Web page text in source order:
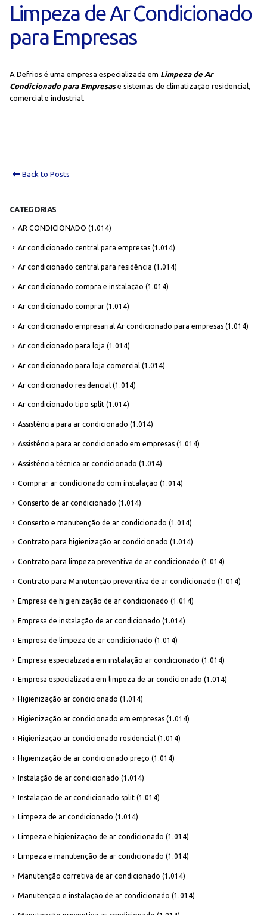
Limpeza de Ar Condicionado
para Empresas
A Defrios é uma empresa especializada em Limpeza de Ar
Condicionado para Empresase sistemas de climatização residencial,
comercial e industrial.
Back to Posts
CATEGORIAS
AR CONDICIONADO (1.014)
Ar condicionado central para empresas (1.014)
Ar condicionado central para residência (1.014)
Ar condicionado compra e instalação (1.014)
Ar condicionado comprar (1.014)
Ar condicionado empresarial Ar condicionado para empresas (1.014)
Ar condicionado para loja (1.014)
Ar condicionado para loja comercial (1.014)
Ar condicionado residencial (1.014)
Ar condicionado tipo split (1.014)
Assistência para ar condicionado (1.014)
Assistência para ar condicionado em empresas (1.014)
Assistência técnica ar condicionado (1.014)
Comprar ar condicionado com instalação (1.014)
Conserto de ar condicionado (1.014)
Conserto e manutenção de ar condicionado (1.014)
Contrato para higienização ar condicionado (1.014)
Contrato para limpeza preventiva de ar condicionado (1.014)
Contrato para Manutenção preventiva de ar condicionado (1.014)
Empresa de higienização de ar condicionado (1.014)
Empresa de instalação de ar condicionado (1.014)
Empresa de limpeza de ar condicionado (1.014)
Empresa especializada em instalação ar condicionado (1.014)
Empresa especializada em limpeza de ar condicionado (1.014)
Higienização ar condicionado (1.014)
Higienização ar condicionado em empresas (1.014)
Higienização ar condicionado residencial (1.014)
Higienização de ar condicionado preço (1.014)
Instalação de ar condicionado (1.014)
Instalação de ar condicionado split (1.014)
Limpeza de ar condicionado (1.014)
Limpeza e higienização de ar condicionado (1.014)
Limpeza e manutenção de ar condicionado (1.014)
Manutenção corretiva de ar condicionado (1.014)
Manutenção e instalação de ar condicionado (1.014)